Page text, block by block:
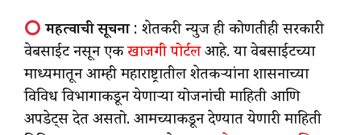
महत्वाची सूचना: शेतकरी न्युज ही कोणतीही सरकारी
वेबसाईट नसून एकखाजगी पोर्टलआहे. या वेबसाईटच्या
माध्यमातून आम्ही महाराष्ट्रातील शेतकऱ्यांना शासनाच्या
विविध विभागाकडून येणाऱ्या योजनांची माहिती आणि
अपडेट्स देत असतो. आमच्याकडून देण्यात येणारी माहिती